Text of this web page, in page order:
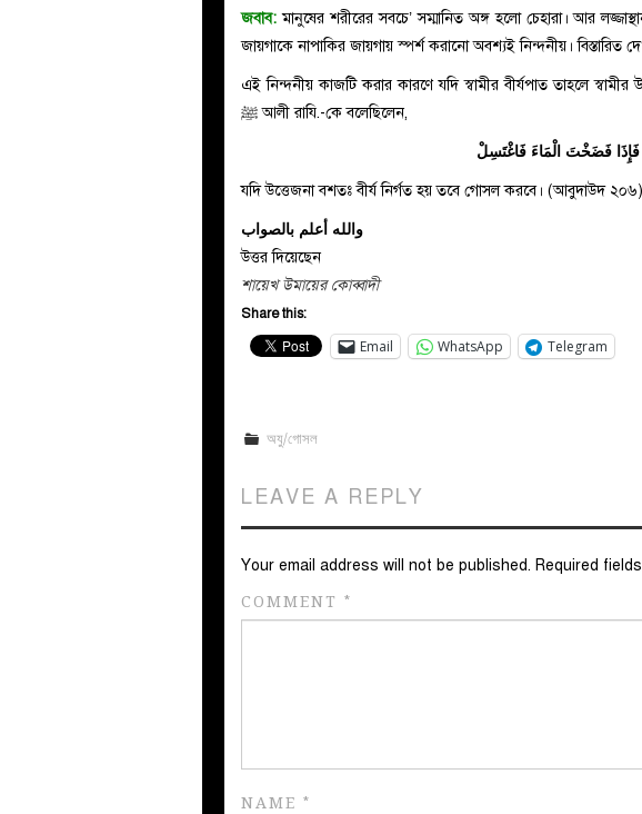
জবাব: মানুষের শরীরের সবচে’ সম্মানিত অঙ্গ হলো চেহারা। আর
জায়গাকে নাপাকির জায়গায় স্পর্শ করানো অবশ্যই নিন্দনীয়। বিস্তারিত
এই নিন্দনীয় কাজটি করার কারণে যদি স্বামীর বীর্যপাত তাহলে
ﷺ আলী রাযি.-কে বলেছিলেন,
فَإِذَا فَضَخْتَ الْمَاءَ فَاغْتَسِلْ
যদি উত্তেজনা বশতঃ বীর্য নির্গত হয় তবে গোসল করবে। (আবুদাউদ ২০৬)
والله أعلم بالصواب
উত্তর দিয়েছেন
শায়েখ উমায়ের কোব্বাদী
Share this:
Email WhatsApp Telegram
অযু/গোসল
LEAVE A REPLY
Your email address will not be published. Required
COMMENT *
NAME *